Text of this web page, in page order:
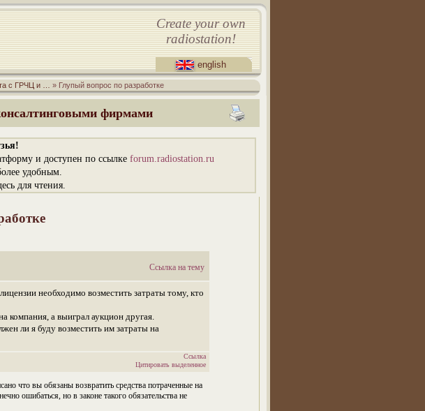
Create your own
radiostation!
english
с ГРЧЦ и … » Глупый вопрос по разработке
фирмами
и доступен по ссылке forum.radiostation.ru
удобным.
для чтения.
Ссылка на тему
необходимо возместить затраты тому, кто
компания, а выиграл аукцион другая.
ли я буду возместить им затраты на
Ссылка
Цитировать выделенное
что вы обязаны возвратить средства потраченные на
ошибаться, но в законе такого обязательства не